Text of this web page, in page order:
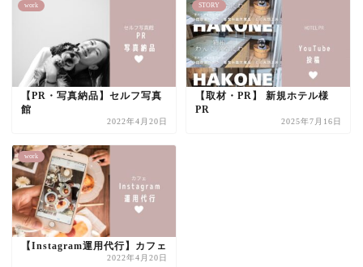
work
【PR・写真納品】セルフ写真
館
2022年4月20日
STORY
【取材・PR】 新規ホテル様
PR
2025年7月16日
work
【Instagram運用代行】カフェ
2022年4月20日